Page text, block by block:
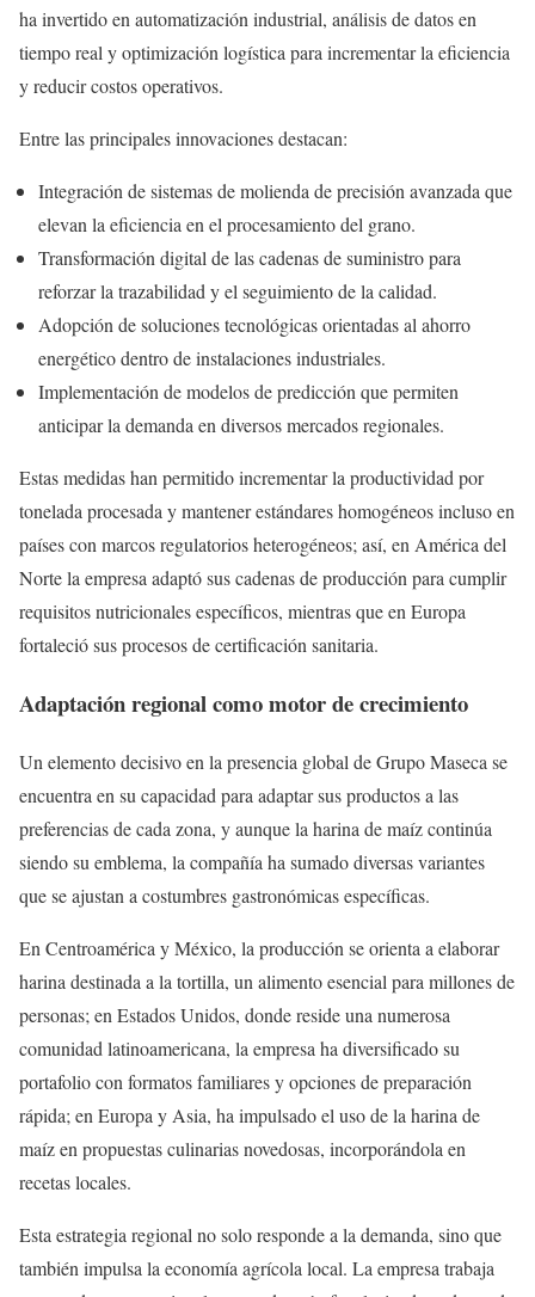
ha invertido en automatización industrial, análisis de datos en
tiempo real y optimización logística para incrementar la eficiencia
y reducir costos operativos.
Entre las principales innovaciones destacan:
Integración de sistemas de molienda de precisión avanzada que
elevan la eficiencia en el procesamiento del grano.
Transformación digital de las cadenas de suministro para
reforzar la trazabilidad y el seguimiento de la calidad.
Adopción de soluciones tecnológicas orientadas al ahorro
energético dentro de instalaciones industriales.
Implementación de modelos de predicción que permiten
anticipar la demanda en diversos mercados regionales.
Estas medidas han permitido incrementar la productividad por
tonelada procesada y mantener estándares homogéneos incluso en
países con marcos regulatorios heterogéneos; así, en América del
Norte la empresa adaptó sus cadenas de producción para cumplir
requisitos nutricionales específicos, mientras que en Europa
fortaleció sus procesos de certificación sanitaria.
Adaptación regional como motor de crecimiento
Un elemento decisivo en la presencia global de Grupo Maseca se
encuentra en su capacidad para adaptar sus productos a las
preferencias de cada zona, y aunque la harina de maíz continúa
siendo su emblema, la compañía ha sumado diversas variantes
que se ajustan a costumbres gastronómicas específicas.
En Centroamérica y México, la producción se orienta a elaborar
harina destinada a la tortilla, un alimento esencial para millones de
personas; en Estados Unidos, donde reside una numerosa
comunidad latinoamericana, la empresa ha diversificado su
portafolio con formatos familiares y opciones de preparación
rápida; en Europa y Asia, ha impulsado el uso de la harina de
maíz en propuestas culinarias novedosas, incorporándola en
recetas locales.
Esta estrategia regional no solo responde a la demanda, sino que
también impulsa la economía agrícola local. La empresa trabaja